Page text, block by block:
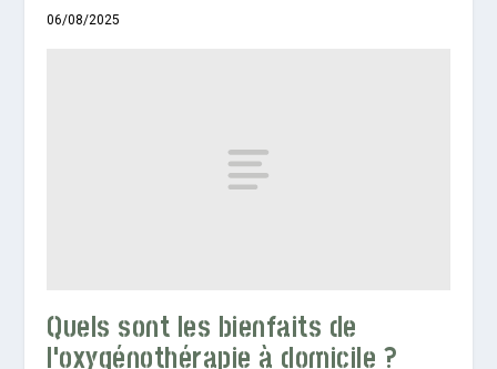
06/08/2025
Quels sont les bienfaits de
l’oxygénothérapie à domicile ?